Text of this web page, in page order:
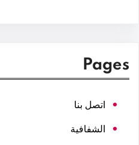
Pages
اتصل بنا
الشفافية